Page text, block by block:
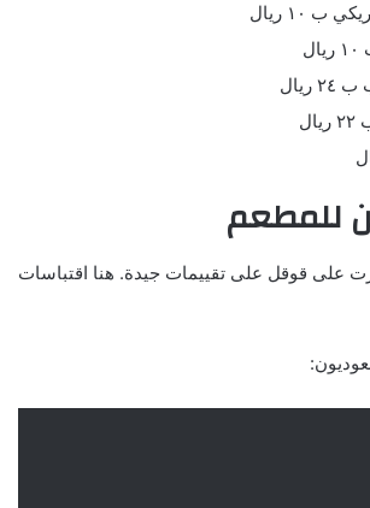
١٠ ريال
للمطعم
على قوقل على تقييمات جيدة. هنا اقتباسات